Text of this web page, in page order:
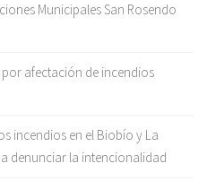
Municipales San Rosendo
afectación de incendios
incendios en el Biobío y La
denunciar la intencionalidad